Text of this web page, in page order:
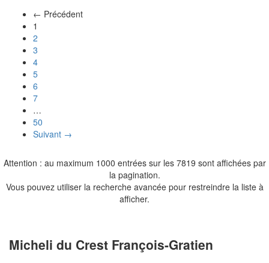
← Précédent
1
2
3
4
5
6
7
…
50
Suivant →
Attention : au maximum 1000 entrées sur les 7819 sont affichées par
la pagination.
Vous pouvez utiliser la recherche avancée pour restreindre la liste à
afficher.
Micheli du Crest François-Gratien